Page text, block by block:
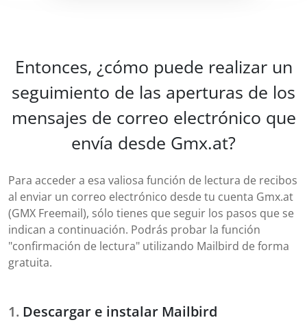
Entonces, ¿cómo puede realizar un
seguimiento de las aperturas de los
mensajes de correo electrónico que
envía desde Gmx.at?
Para acceder a esa valiosa función de lectura de recibos
al enviar un correo electrónico desde tu cuenta Gmx.at
(GMX Freemail), sólo tienes que seguir los pasos que se
indican a continuación. Podrás probar la función
"confirmación de lectura" utilizando Mailbird de forma
gratuita.
Descargar e instalar Mailbird